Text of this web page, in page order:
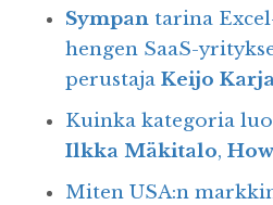
Sympan tarina
hengen SaaS-
perustaja Keijo
Kuinka kategoria
Ilkka Mäkitalo,
Miten USA:n